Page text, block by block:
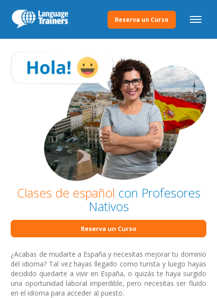
Reserva un Curso
Clases de español con Profesores
Nativos
Reserva un Curso
¿Acabas de mudarte a España y necesitas mejorar tu dominio
del idioma? Tal vez hayas llegado como turista y luego hayas
decidido quedarte a vivir en España, o quizás te haya surgido
una oportunidad laboral imperdible, pero necesitas ser fluido
en el idioma para acceder al puesto.